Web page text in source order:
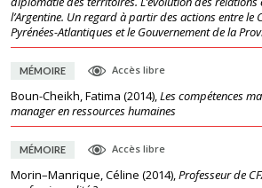
l’Argentine. Un regard à partir des actions entre le
Pyrénées-Atlantiques et le Gouvernement de la
MÉMOIRE Accès libre
Boun-Cheikh, Fatima (2014),Les compétences
manager en ressources humaines
MÉMOIRE Accès libre
Morin–Manrique, Céline (2014),Professeur de